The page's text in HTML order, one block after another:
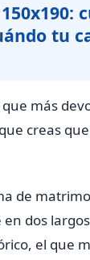
tu
que más
creas
de
dos
el que